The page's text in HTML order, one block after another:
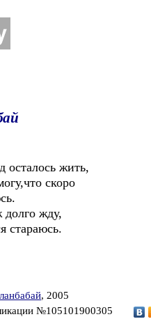
осталось жить,
скоро
жду,
стараюсь.
, 2005
№105101900305